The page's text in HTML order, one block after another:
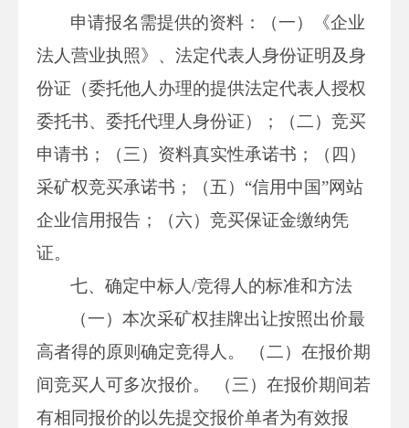
申请报名需提供的资料：（一）《企业
法人营业执照》、法定代表人身份证明及身
份证（委托他人办理的提供法定代表人授权
委托书、委托代理人身份证）；（二）竞买
申请书；（三）资料真实性承诺书；（四）
采矿权竞买承诺书；（五）“信用中国”网站
企业信用报告；（六）竞买保证金缴纳凭
证。
七、确定中标人/竞得人的标准和方法
（一）本次采矿权挂牌出让按照出价最
高者得的原则确定竞得人。 （二）在报价期
间竞买人可多次报价。 （三）在报价期间若
有相同报价的以先提交报价单者为有效报